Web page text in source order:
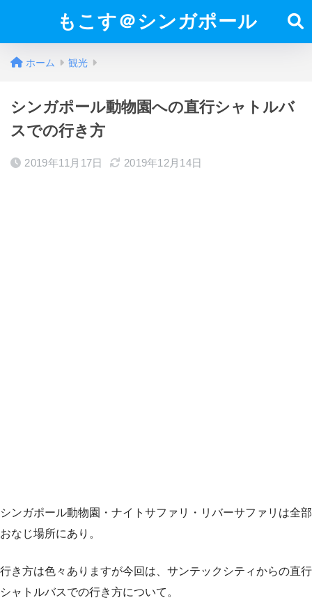
もこす＠シンガポール
ホーム 観光
シンガポール動物園への直行シャトルバ
スでの行き方
2019年11月17日 2019年12月14日
シンガポール動物園・ナイトサファリ・リバーサファリは全部
おなじ場所にあり。
行き方は色々ありますが今回は、サンテックシティからの直行
シャトルバスでの行き方について。